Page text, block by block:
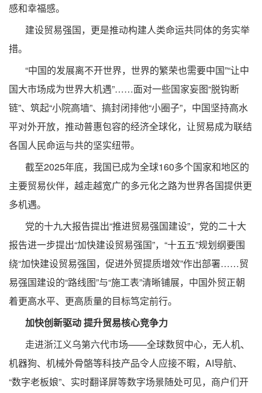
感和幸福感。
建设贸易强国，更是推动构建人类命运共同体的务实举
措。
“中国的发展离不开世界，世界的繁荣也需要中国”“让中
国大市场成为世界大机遇”……面对一些国家妄图“脱钩断
链”、筑起“小院高墙”、搞封闭排他“小圈子”，中国坚持高水
平对外开放，推动普惠包容的经济全球化，让贸易成为联结
各国人民命运与共的坚实纽带。
截至2025年底，我国已成为全球160多个国家和地区的
主要贸易伙伴，越走越宽广的多元化之路为世界各国提供更
多机遇。
党的十九大报告提出“推进贸易强国建设”，党的二十大
报告进一步提出“加快建设贸易强国”，“十五五”规划纲要围
绕“加快建设贸易强国，促进外贸提质增效”作出部署……贸
易强国建设的“路线图”与“施工表”清晰铺展，中国外贸正朝
着更高水平、更高质量的目标笃定前行。
加快创新驱动 提升贸易核心竞争力
走进浙江义乌第六代市场——全球数贸中心，无人机、
机器狗、机械外骨骼等科技产品令人应接不暇，AI导航、
“数字老板娘”、实时翻译屏等数字场景随处可见，商户们开